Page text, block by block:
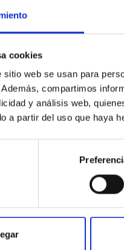
cookies
sitio web se usan para
compartimos
y análisis web,
a partir del uso que haya
INSTITUCIONAL
ético y política
Ambiente y